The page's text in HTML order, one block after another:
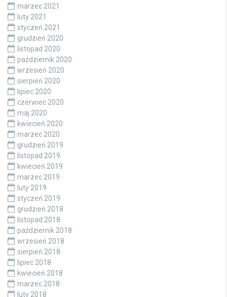
marzec 2021
luty 2021
styczeń 2021
grudzień 2020
listopad 2020
październik 2020
wrzesień 2020
sierpień 2020
lipiec 2020
czerwiec 2020
maj 2020
kwiecień 2020
marzec 2020
grudzień 2019
listopad 2019
kwiecień 2019
marzec 2019
luty 2019
styczeń 2019
grudzień 2018
listopad 2018
październik 2018
wrzesień 2018
sierpień 2018
lipiec 2018
kwiecień 2018
marzec 2018
luty 2018